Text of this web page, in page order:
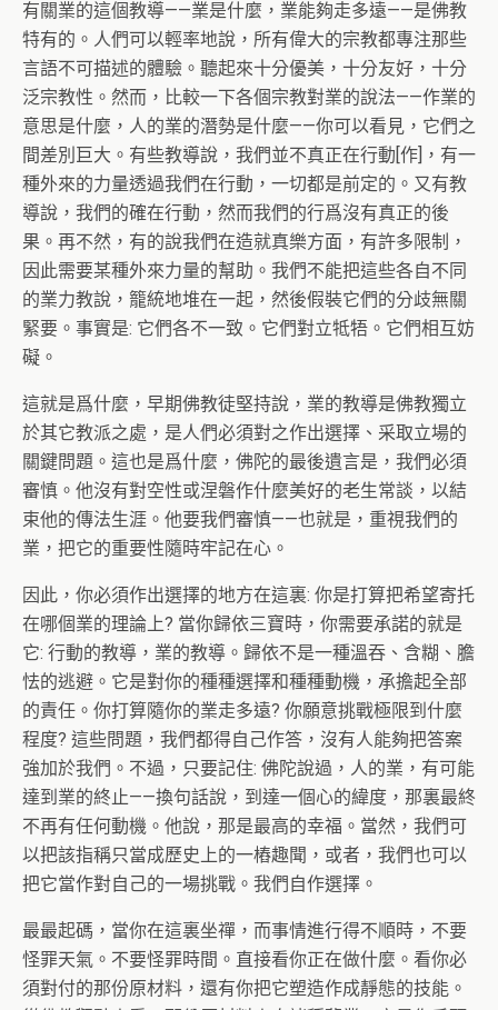
有關業的這個教導——業是什麼，業能夠走多遠——是佛教
特有的。人們可以輕率地說，所有偉大的宗教都專注那些
言語不可描述的體驗。聽起來十分優美，十分友好，十分
泛宗教性。然而，比較一下各個宗教對業的說法——作業的
意思是什麼，人的業的潛勢是什麼——你可以看見，它們之
間差別巨大。有些教導說，我們並不真正在行動[作]，有一
種外來的力量透過我們在行動，一切都是前定的。又有教
導說，我們的確在行動，然而我們的行爲沒有真正的後
果。再不然，有的說我們在造就真樂方面，有許多限制，
因此需要某種外來力量的幫助。我們不能把這些各自不同
的業力教說，籠統地堆在一起，然後假裝它們的分歧無關
緊要。事實是: 它們各不一致。它們對立牴牾。它們相互妨
礙。
這就是爲什麼，早期佛教徒堅持說，業的教導是佛教獨立
於其它教派之處，是人們必須對之作出選擇、采取立場的
關鍵問題。這也是爲什麼，佛陀的最後遺言是，我們必須
審慎。他沒有對空性或涅磐作什麼美好的老生常談，以結
束他的傳法生涯。他要我們審慎——也就是，重視我們的
業，把它的重要性隨時牢記在心。
因此，你必須作出選擇的地方在這裏: 你是打算把希望寄托
在哪個業的理論上? 當你歸依三寶時，你需要承諾的就是
它: 行動的教導，業的教導。歸依不是一種溫吞、含糊、膽
怯的逃避。它是對你的種種選擇和種種動機，承擔起全部
的責任。你打算隨你的業走多遠? 你願意挑戰極限到什麼
程度? 這些問題，我們都得自己作答，沒有人能夠把答案
強加於我們。不過，只要記住: 佛陀說過，人的業，有可能
達到業的終止——換句話說，到達一個心的緯度，那裏最終
不再有任何動機。他說，那是最高的幸福。當然，我們可
以把該指稱只當成歷史上的一樁趣聞，或者，我們也可以
把它當作對自己的一場挑戰。我們自作選擇。
最最起碼，當你在這裏坐禪，而事情進行得不順時，不要
怪罪天氣。不要怪罪時間。直接看你正在做什麼。看你必
須對付的那份原材料，還有你把它塑造作成靜態的技能。